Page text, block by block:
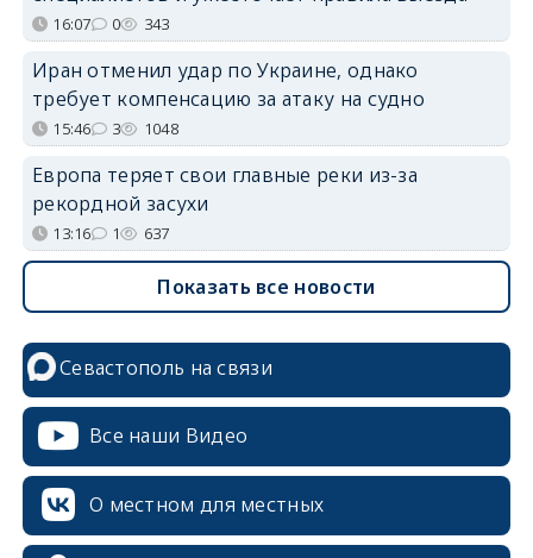
16:07 0 343
Иран отменил удар по Украине, однако
требует компенсацию за атаку на судно
15:46 3 1048
Европа теряет свои главные реки из-за
рекордной засухи
13:16 1 637
Показать все новости
Севастополь на связи
Все наши Видео
О местном для местных